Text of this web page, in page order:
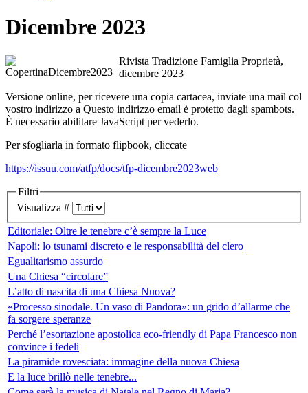
Dicembre 2023
Rivista Tradizione Famiglia Proprietà,
dicembre 2023
Versione online, per ricevere una copia cartacea, inviate una mail col
vostro indirizzo a Questo indirizzo email è protetto dagli spambots.
È necessario abilitare JavaScript per vederlo.
Per sfogliarla in formato flipbook, cliccate
https://issuu.com/atfp/docs/tfp-dicembre2023web
Filtri
Visualizza #
Editoriale: Oltre le tenebre c’è sempre la Luce
Napoli: lo tsunami discreto e le responsabilità del clero
Egualitarismo assurdo
Una Chiesa “circolare”
L’atto di nascita di una Chiesa Nuova?
«Processo sinodale. Un vaso di Pandora»: un grido d’allarme che
fa sorgere speranze
Perché l’esortazione apostolica eco-friendly di Papa Francesco non
convince i fedeli
La piramide rovesciata: immagine della nuova Chiesa
E la luce brillò nelle tenebre...